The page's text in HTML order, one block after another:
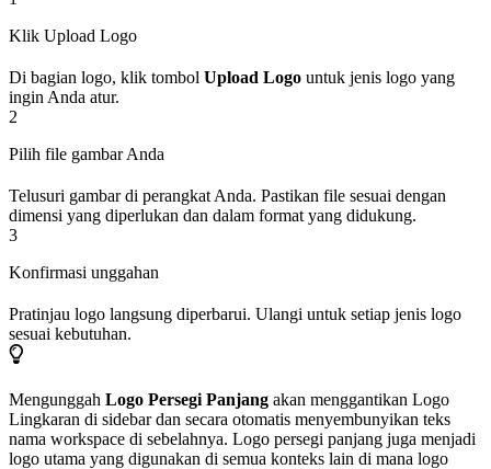
Klik Upload Logo
Di bagian logo, klik tombol Upload Logo untuk jenis logo yang
ingin Anda atur.
2
Pilih file gambar Anda
Telusuri gambar di perangkat Anda. Pastikan file sesuai dengan
dimensi yang diperlukan dan dalam format yang didukung.
3
Konfirmasi unggahan
Pratinjau logo langsung diperbarui. Ulangi untuk setiap jenis logo
sesuai kebutuhan.
Mengunggah Logo Persegi Panjang akan menggantikan Logo
Lingkaran di sidebar dan secara otomatis menyembunyikan teks
nama workspace di sebelahnya. Logo persegi panjang juga menjadi
logo utama yang digunakan di semua konteks lain di mana logo